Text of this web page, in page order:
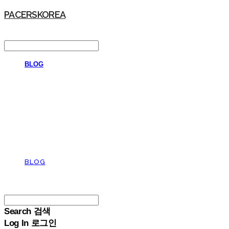
PACERSKOREA
BLOG
BLOG
Search 검색
Log In 로그인